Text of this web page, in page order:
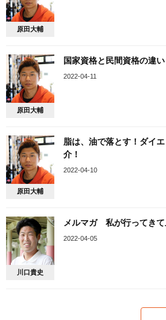
原田大輔
原田大輔
国家資格と民間資格の違い
2022-04-11
原田大輔
脂は、油で落とす！ダイ
介！
2022-04-10
川口貴史
メルマガ 私が行ってき
2022-04-05